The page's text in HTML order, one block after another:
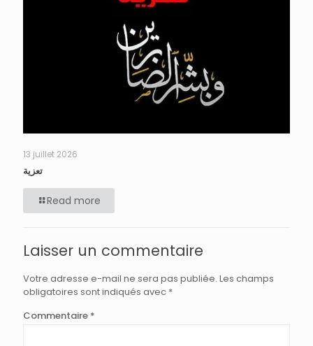
13 juillet 2026
تعزية
Read more
Laisser un commentaire
Votre adresse e-mail ne sera pas publiée. Les champs
obligatoires sont indiqués avec *
Commentaire *